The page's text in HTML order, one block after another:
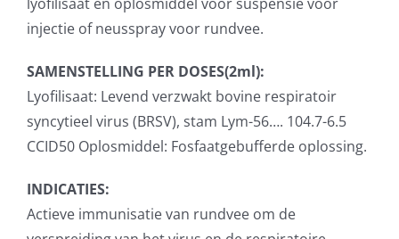
injectie of neusspray voor rundvee.
SAMENSTELLING PER DOSES(2ml):
Lyofilisaat: Levend verzwakt bovine respiratoir
syncytieel virus (BRSV), stam Lym-56…. 104.7-6.5
CCID50 Oplosmiddel: Fosfaatgebufferde oplossing.
INDICATIES:
Actieve immunisatie van rundvee om de